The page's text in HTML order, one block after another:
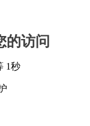
的访问
1秒